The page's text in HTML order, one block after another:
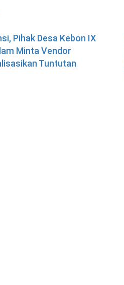
Pihak Desa Kebon IX
Minta Vendor
Tuntutan